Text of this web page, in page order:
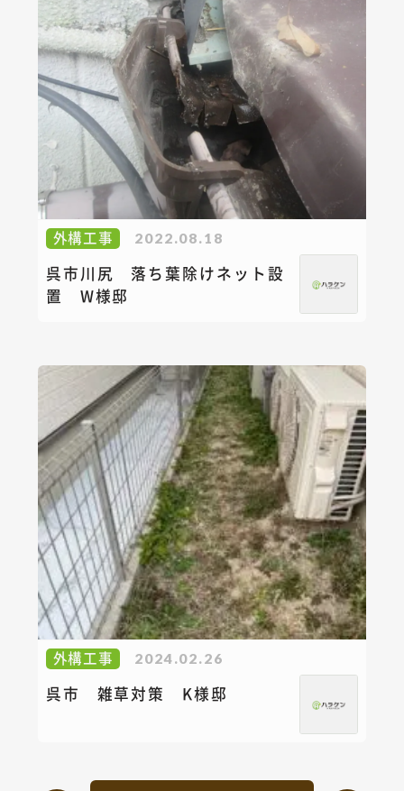
外構工事 2022.08.18
呉市川尻 落ち葉除けネット設
置 W様邸
外構工事 2024.02.26
呉市 雑草対策 K様邸